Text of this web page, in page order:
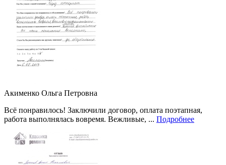
Акименко Ольга Петровна
Всё понравилось! Заключили договор, оплата поэтапная,
работа выполнялась вовремя. Вежливые, ... Подробнее